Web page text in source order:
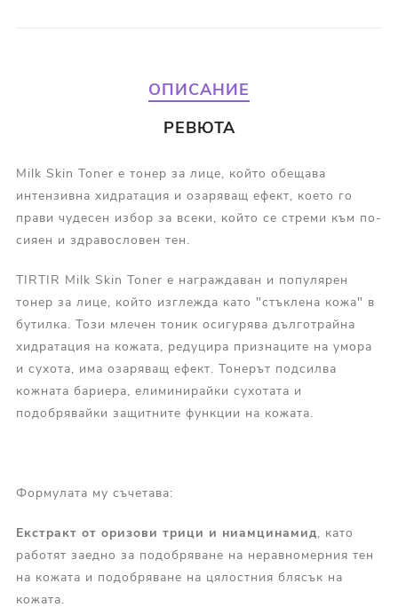
ОПИСАНИЕ
РЕВЮТА
Milk Skin Toner е тонер за лице, който обещава
интензивна хидратация и озаряващ ефект, което го
прави чудесен избор за всеки, който се стреми към по-
сияен и здравословен тен.
TIRTIR Milk Skin Toner е награждаван и популярен
тонер за лице, който изглежда като "стъклена кожа" в
бутилка. Този млечен тоник осигурява дълготрайна
хидратация на кожата, редуцира признаците на умора
и сухота, има озаряващ ефект. Тонерът подсилва
кожната бариера, елиминирайки сухотата и
подобрявайки защитните функции на кожата.
Формулата му съчетава:
Екстракт от оризови трици и ниамцинамид, като
работят заедно за подобряване на неравномерния тен
на кожата и подобряване на цялостния блясък на
кожата.